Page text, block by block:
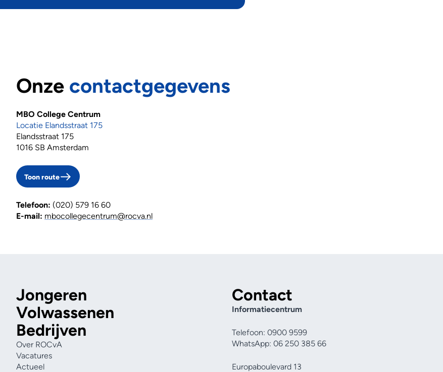
Onze contactgegevens
MBO College Centrum
Locatie Elandsstraat 175
Elandsstraat 175
1016 SB Amsterdam
Toon route
Telefoon: (020) 579 16 60
E-mail: mbocollegecentrum@rocva.nl
Jongeren
Volwassenen
Bedrijven
Over ROCvA
Vacatures
Actueel
Contact
Informatiecentrum
Telefoon: 0900 9599
WhatsApp: 06 250 385 66
Europaboulevard 13